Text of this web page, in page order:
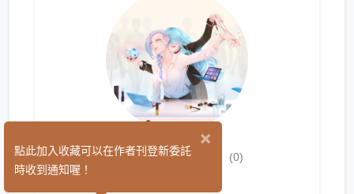
Alpaca Lu (0)
×
點此加入收藏可以在作者刊登新委託
時收到通知喔！